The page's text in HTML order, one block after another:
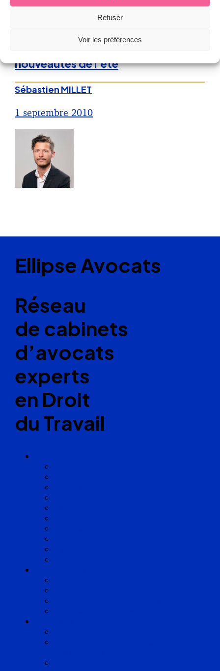
Refuser
Voir les préférences
Droit de la Santé, sécurité au travail
nouveautés de l’été
Sébastien MILLET
1 septembre 2010
Ellipse Avocats
Réseau
de cabinets
d’avocats
experts
en Droit
du Travail